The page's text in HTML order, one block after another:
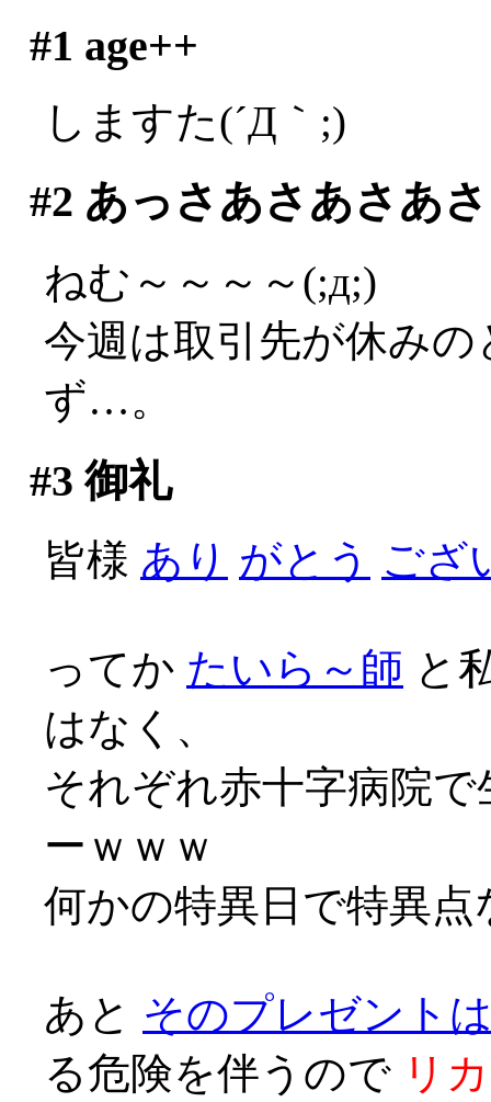
#1 age++
しますた(´Д｀;)
#2 あっさあさあさあ
ねむ～～～～(;д;)
今週は取引先が休み
ず…。
#3 御礼
皆様 あり がとう ござ
ってか たいら～師 と
はなく、
それぞれ赤十字病院
ーｗｗｗ
何かの特異日で特異
あと そのプレゼント
る危険を伴うので リ